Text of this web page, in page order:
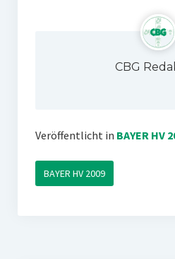
CBG
Veröffentlicht in BAYER HV
BAYER HV 2009